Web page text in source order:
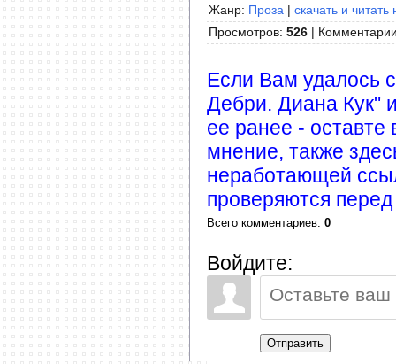
Жанр: Проза | скачать и читать
Просмотров: 526 |
Если Вам удалось
Дебри. Диана Кук"
ее ранее - оставте
мнение, также
неработающей
проверяются
Всего комментариев: 0
Войдите:
Отправить